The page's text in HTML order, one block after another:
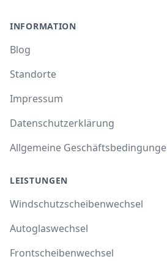
INFORMATION
Blog
Standorte
Impressum
Datenschutzerklärung
Allgemeine
LEISTUNGEN
Windschutzscheibenwechsel
Autoglaswechsel
Frontscheibenwechsel